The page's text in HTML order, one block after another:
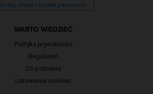
Dodaj ofertę i zostań partnerem
WARTO WIEDZIEĆ
Polityka prywatności
Regulamin
Do pobrania
Ustawienia cookies